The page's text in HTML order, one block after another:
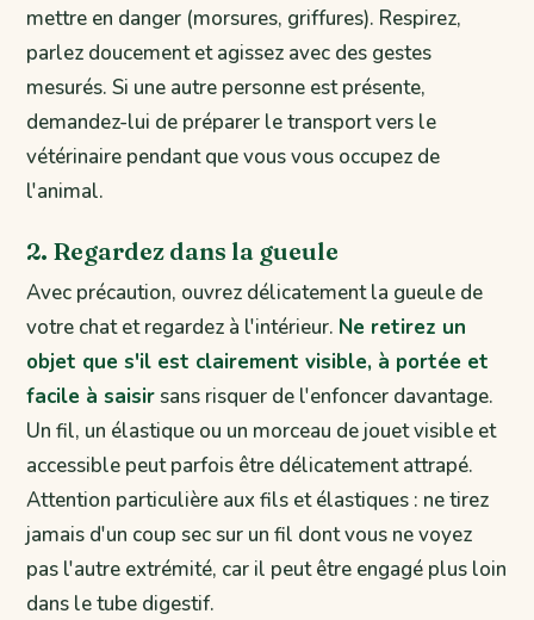
mettre en danger (morsures, griffures). Respirez,
parlez doucement et agissez avec des gestes
mesurés. Si une autre personne est présente,
demandez-lui de préparer le transport vers le
vétérinaire pendant que vous vous occupez de
l'animal.
2. Regardez dans la gueule
Avec précaution, ouvrez délicatement la gueule de
votre chat et regardez à l'intérieur. Ne retirez un
objet que s'il est clairement visible, à portée et
facile à saisirsans risquer de l'enfoncer davantage.
Un fil, un élastique ou un morceau de jouet visible et
accessible peut parfois être délicatement attrapé.
Attention particulière aux fils et élastiques : ne tirez
jamais d'un coup sec sur un fil dont vous ne voyez
pas l'autre extrémité, car il peut être engagé plus loin
dans le tube digestif.